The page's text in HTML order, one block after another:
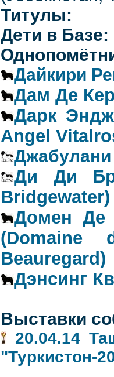
Титулы:
Дети в Базе:
Дайкири
Дам Де
Дарк
Angel
Ди Ди
Bridgewater)
Домен Де
Beauregard)
Дэнсинг
Выставки
20.04.14
"Туркистон-